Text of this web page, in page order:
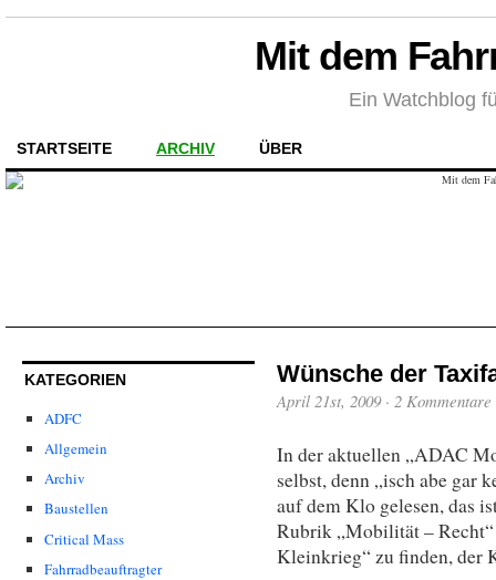
Mit dem
Ein Watchblog
STARTSEITE ARCHIV ÜBER
KATEGORIEN
ADFC
Allgemein
Archiv
Baustellen
Critical Mass
Fahrradbeauftragter
Wünsche der
April 21st, 2009· 2 Kommentare
In der aktuellen „ADAC
selbst, denn „isch abe gar
auf dem Klo gelesen, das
Rubrik „Mobilität –
Kleinkrieg“ zu finden, der